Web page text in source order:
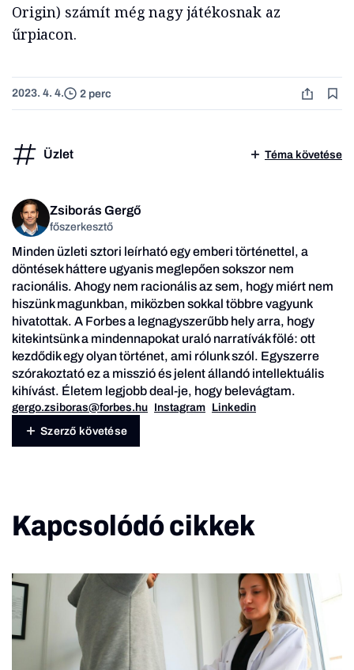
Origin) számít még nagy játékosnak az
űrpiacon.
2023. 4. 4. 2 perc
Üzlet Téma követése
Zsiborás Gergő
főszerkesztő
Minden üzleti sztori leírható egy emberi történettel, a
döntések háttere ugyanis meglepően sokszor nem
racionális. Ahogy nem racionális az sem, hogy miért nem
hiszünk magunkban, miközben sokkal többre vagyunk
hivatottak. A Forbes a legnagyszerűbb hely arra, hogy
kitekintsünk a mindennapokat uraló narratívák fölé: ott
kezdődik egy olyan történet, ami rólunk szól. Egyszerre
szórakoztató ez a misszió és jelent állandó intellektuális
kihívást. Életem legjobb deal-je, hogy belevágtam.
gergo.zsiboras@forbes.hu Instagram Linkedin
Szerző követése
Kapcsolódó cikkek